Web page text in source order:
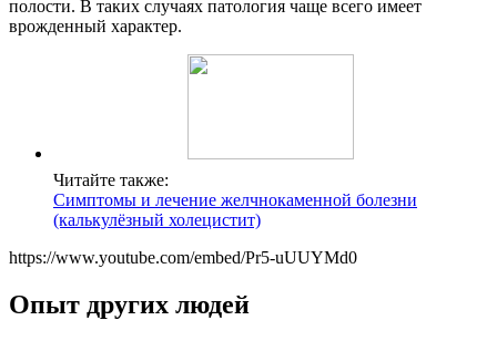
полости. В таких случаях патология чаще всего имеет
врожденный характер.
Читайте также:
Симптомы и лечение желчнокаменной болезни
(калькулёзный холецистит)
https://www.youtube.com/embed/Pr5-uUUYMd0
Опыт других людей